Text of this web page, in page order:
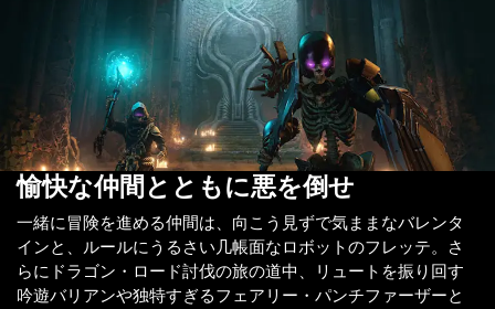
愉快な仲間とともに悪を倒せ
一緒に冒険を進める仲間は、向こう見ずで気ままなバレンタ
インと、ルールにうるさい几帳面なロボットのフレッテ。さ
らにドラゴン・ロード討伐の旅の道中、リュートを振り回す
吟遊バリアンや独特すぎるフェアリー・パンチファーザーと